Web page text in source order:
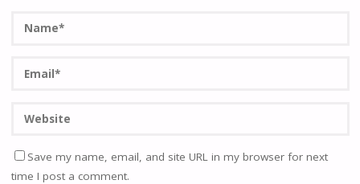
Save my name, email, and site URL in my browser for next
time I post a comment.